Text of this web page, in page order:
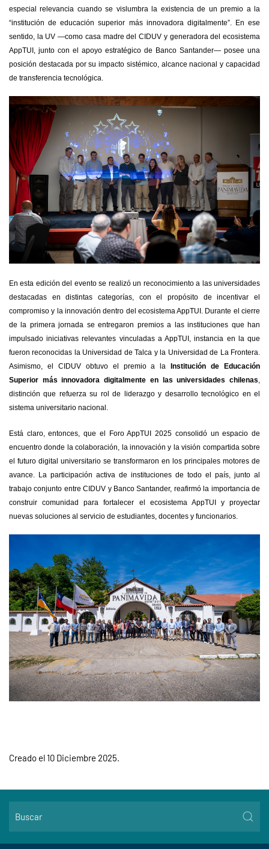
especial relevancia cuando se vislumbra la existencia de un premio a la
“institución de educación superior más innovadora digitalmente”. En ese
sentido, la UV —como casa madre del CIDUV y generadora del ecosistema
AppTUI, junto con el apoyo estratégico de Banco Santander— posee una
posición destacada por su impacto sistémico, alcance nacional y capacidad
de transferencia tecnológica.
En esta edición del evento se realizó un reconocimiento a las universidades
destacadas en distintas categorías, con el propósito de incentivar el
compromiso y la innovación dentro del ecosistema AppTUI. Durante el cierre
de la primera jornada se entregaron premios a las instituciones que han
impulsado iniciativas relevantes vinculadas a AppTUI, instancia en la que
fueron reconocidas la Universidad de Talca y la Universidad de La Frontera.
Asimismo, el CIDUV obtuvo el premio a laInstitución de Educación
Superior más innovadora digitalmente en las universidades chilenas
distinción que refuerza su rol de liderazgo y desarrollo tecnológico en el
sistema universitario nacional.
Está claro, entonces, que el Foro AppTUI 2025 consolidó un espacio de
encuentro donde la colaboración, la innovación y la visión compartida sobre
el futuro digital universitario se transformaron en los principales motores de
avance. La participación activa de instituciones de todo el país, junto al
trabajo conjunto entre CIDUV y Banco Santander, reafirmó la importancia de
construir comunidad para fortalecer el ecosistema AppTUI y proyectar
nuevas soluciones al servicio de estudiantes, docentes y funcionarios.
Creado el 10 Diciembre 2025.